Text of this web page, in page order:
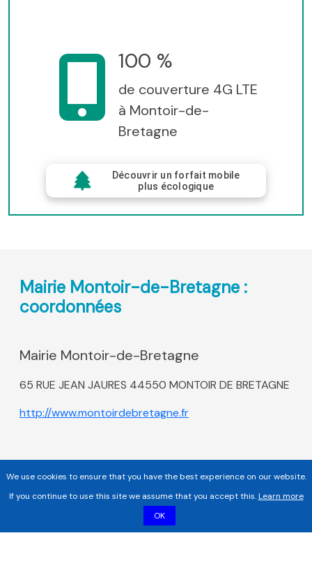
100 %
de couverture 4G LTE
à Montoir-de-
Bretagne
Découvrir un forfait mobile
plus écologique
Mairie Montoir-de-Bretagne :
coordonnées
Mairie Montoir-de-Bretagne
65 RUE JEAN JAURES 44550 MONTOIR DE BRETAGNE
http://www.montoirdebretagne.fr
We use cookies to ensure that you have the best experience on our website.
If you continue to use this site we assume that you accept this.Learn more
OK